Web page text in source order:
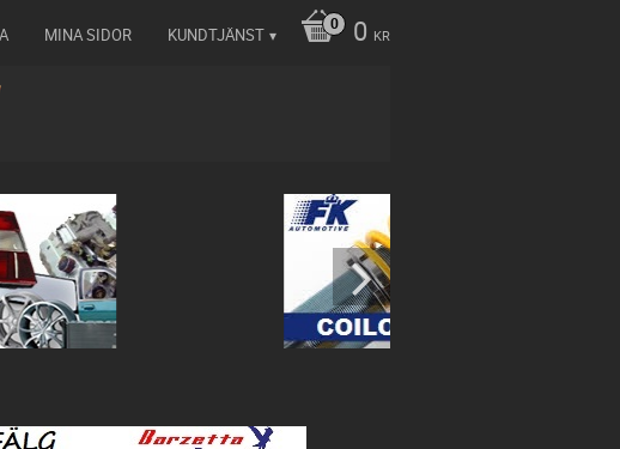
0 KR
MINA SIDOR KUNDTJÄNST